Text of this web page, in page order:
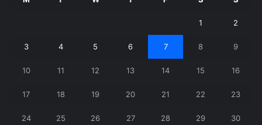
1 2
3 4 5 6 7 8 9
10 11 12 13 14 15 16
17 18 19 20 21 22 23
24 25 26 27 28 29 30